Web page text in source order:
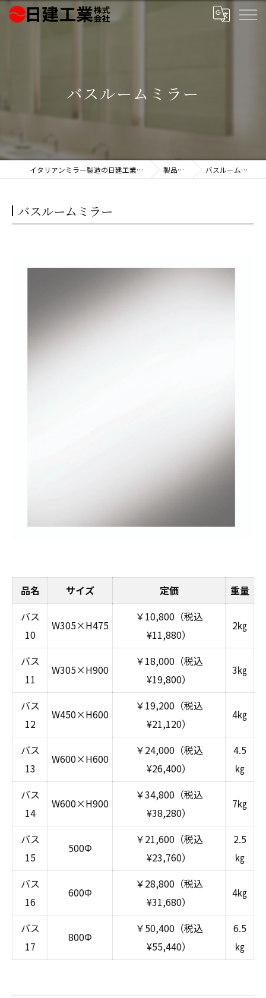
バスルームミラー
イタリアンミラー製造の日建工業株式会社 製品一覧 バスルームミラー
バスルームミラー
品名 サイズ 定価
重量
バス
10
W305×H475
￥10,800（税込
¥11,880）
2㎏
バス
11
W305×H900
￥18,000（税込
¥19,800）
3㎏
バス
12
W450×H600
￥19,200（税込
¥21,120）
4㎏
バス
13
W600×H600
￥24,000（税込
¥26,400）
4.5
㎏
バス
14
W600×H900
￥34,800（税込
¥38,280）
7㎏
バス
15
500Φ
￥21,600（税込
¥23,760）
2.5
㎏
バス
16
600Φ
￥28,800（税込
¥31,680）
4㎏
バス
17
800Φ
￥50,400（税込
¥55,440）
6.5
㎏